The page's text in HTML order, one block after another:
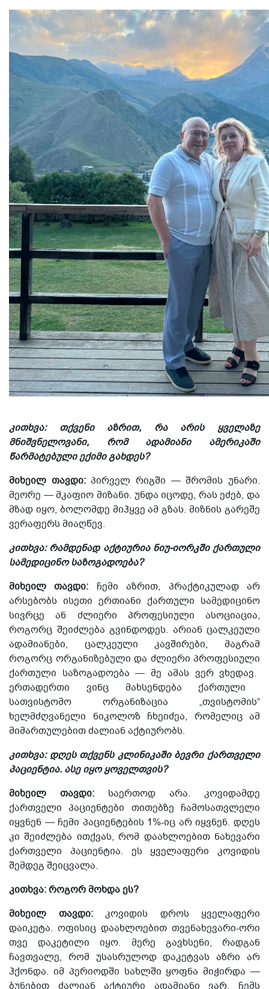
კითხვა: თქვენი აზრით, რა არის ყველაზე
მნიშვნელოვანი, რომ ადამიანი ამერიკაში
წარმატებული ექიმი გახდეს?
მიხეილ თავდი:პირველ რიგში — შრომის უნარი.
მეორე — მკაფიო მიზანი. უნდა იცოდე, რას ეძებ, და
მზად იყო, ბოლომდე მიჰყვე ამ გზას. მიზნის გარეშე
ვერაფერს მიაღწევ.
კითხვა: რამდენად აქტიურია ნიუ-იორკში ქართული
სამედიცინო საზოგადოება?
მიხეილ თავდი: ჩემი აზრით, პრაქტიკულად არ
არსებობს ისეთი ერთიანი ქართული სამედიცინო
სივრცე ან ძლიერი პროფესიული ასოციაცია,
როგორც შეიძლება გვინდოდეს. არიან ცალკეული
ადამიანები, ცალკეული კავშირები, მაგრამ
როგორც ორგანიზებული და ძლიერი პროფესიული
ქართული საზოგადოება — მე ამას ვერ ვხედავ.
ერთადერთი ვინც მახსენდება ქართული
სათვისტომო ორგანიზაცია „თვისტომის“
ხელმძღვანელი ნიკოლოზ ჩხეიძეა, რომელიც ამ
მიმართულებით ძალიან აქტიურობს.
კითხვა: დღეს თქვენს კლინიკაში ბევრი ქართველი
პაციენტია. ასეიყოყოველთვის?
მიხეილ თავდი: საერთოდ არა. კოვიდამდე
ქართველი პაციენტები თითებზე ჩამოსათვლელი
იყვნენ — ჩემი პაციენტების 1%-იც არ იყვნენ. დღეს
კი შეიძლება ითქვას, რომ დაახლოებით ნახევარი
ქართველი პაციენტია. ეს ყველაფერი კოვიდის
შემდეგ შეიცვალა.
კითხვა: როგორ მოხდა ეს?
მიხეილ თავდი: კოვიდის დროს ყველაფერი
დაიკეტა. ოფისიც დაახლოებით თვენახევარი-ორი
თვე დაკეტილი იყო. მერე გავხსენი, რადგან
ჩავთვალე, რომ უსასრულოდ დაკეტვას აზრი არ
ჰქონდა. იმ პერიოდში სახლში ყოფნა მიჭირდა —
ბუნებით ძალიან აქტიური ადამიანი ვარ. ჩემს